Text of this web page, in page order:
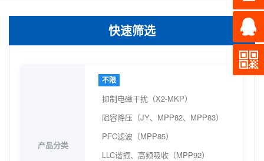
快速筛选
产品分类
不限
抑制电磁干扰（X2-MKP）
阻容降压（JY、MPP82、MPP83）
PFC滤波（MPP85）
LLC谐振、高频吸收（MPP92）